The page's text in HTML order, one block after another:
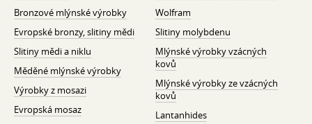
Bronzové mlýnské výrobky
Evropské bronzy, slitiny mědi
Slitiny mědi a niklu
Měděné mlýnské výrobky
Výrobky z mosazi
Evropská mosaz
Wolfram
Slitiny molybdenu
Mlýnské výrobky vzácných
kovů
Mlýnské výrobky ze vzácných
kovů
Lantanhides